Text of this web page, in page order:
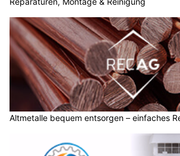
Altmetalle bequem entsorgen – einfaches